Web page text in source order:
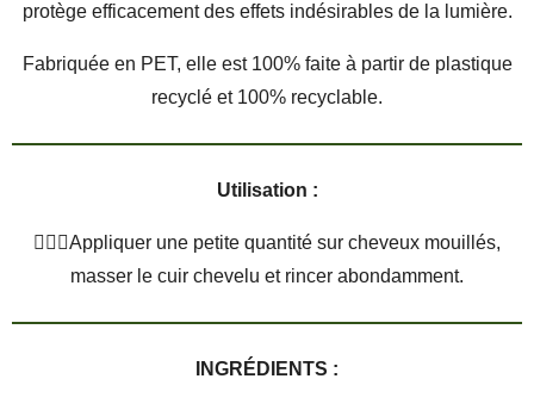
protège efficacement des effets indésirables de la lumière.
Fabriquée en PET, elle est 100% faite à partir de plastique
recyclé et 100% recyclable.
Utilisation :
💆🏼‍♀️Appliquer une petite quantité sur cheveux mouillés,
masser le cuir chevelu et rincer abondamment.
INGRÉDIENTS :